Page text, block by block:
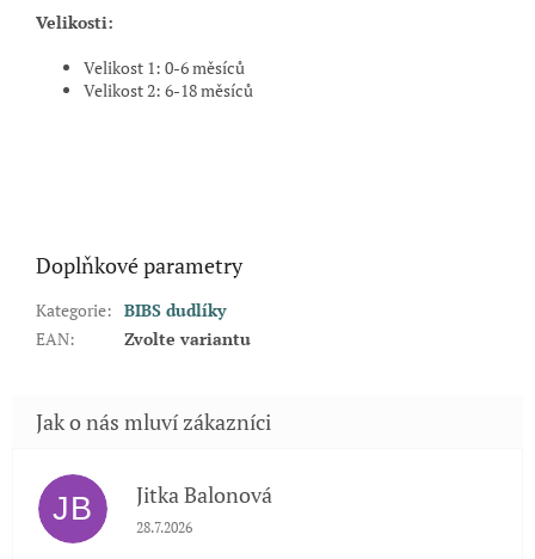
Velikosti:
Velikost 1: 0-6 měsíců
Velikost 2: 6-18 měsíců
Doplňkové parametry
Kategorie: BIBS dudlíky
EAN: Zvolte variantu
JB Jitka Balonová
Hodnocení obchodu je 5 z 5 hvězdiček.
28.7.2026